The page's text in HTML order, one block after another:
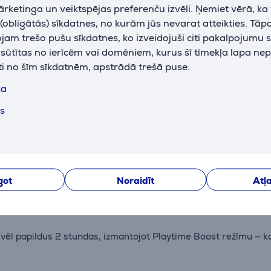
un veiktspējas preferenču izvēli. Ņemiet vērā,
sīkdatnes, no kurām jūs nevarat atteikties.
trešo pušu sīkdatnes, ko izveidojuši citi pakalpojumu
sūtītas no ierīcēm vai domēniem, kurus šī tīmekļa lapa
no šīm sīkdatnēm, apstrādā trešā puse.
Noraidīt
augstos toņus, pateicoties uzlabotam augstfrekvenču
pielāgo skaņu, nodrošinot optimālu skaidrību
putekļdrošs un iztur triecienus līdz 1 m augstumā. Ideāls
papildus 2 stundas, izmantojot Playtime Boost režīmu —